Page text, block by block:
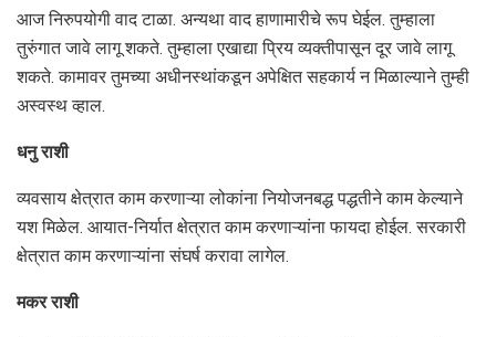
आज निरुपयोगी वाद टाळा. अन्यथा वाद हाणामारीचे रूप घेईल. तुम्हाला
तुरुंगात जावे लागू शकते. तुम्हाला एखाद्या प्रिय व्यक्तीपासून दूर जावे लागू
शकते. कामावर तुमच्या अधीनस्थांकडून अपेक्षित सहकार्य न मिळाल्याने तुम्ही
अस्वस्थ व्हाल.
धनु राशी
व्यवसाय क्षेत्रात काम करणाऱ्या लोकांना नियोजनबद्ध पद्धतीने काम केल्याने
यश मिळेल. आयात-निर्यात क्षेत्रात काम करणाऱ्यांना फायदा होईल. सरकारी
क्षेत्रात काम करणाऱ्यांना संघर्ष करावा लागेल.
मकर राशी